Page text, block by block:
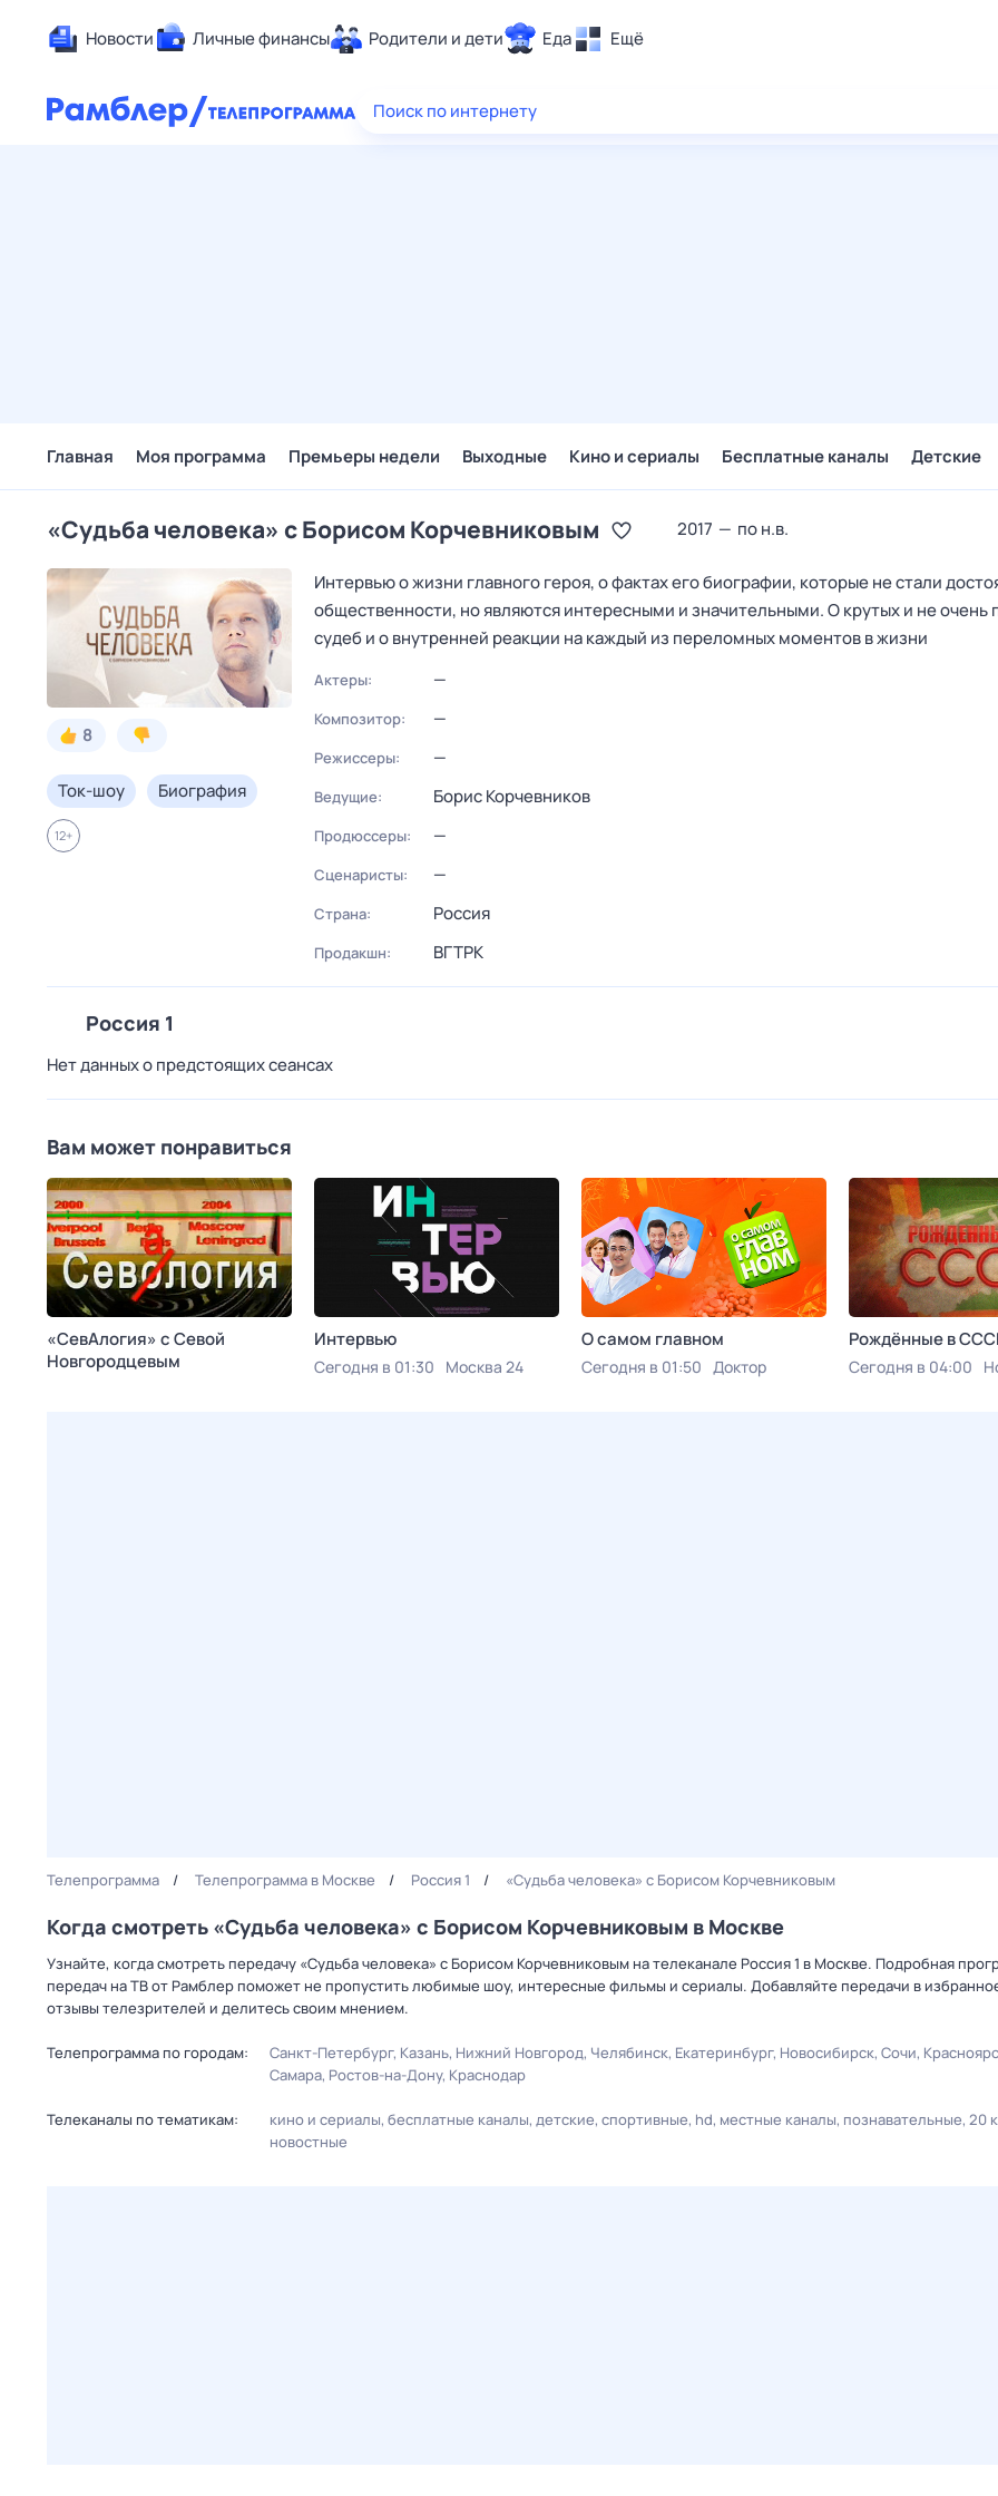
Новости Личные финансы Родители и дети Еда Ещё
Здоровье
Поиск по интернету
Главная Моя программа Премьеры недели Выходные Кино и сериалы Бесплатные каналы Детские
«Судьба человека» с Борисом Корчевниковым 2017 — по н.в.
8
Ток-шоу Биография
12+
Интервью о жизни главного героя, о фактах его биографии, которые не стали
общественности, но являются интересными и значительными. О крутых и не очень
судеб и о внутренней реакции на каждый из переломных моментов в жизни
Актеры: —
Композитор: —
Режиссеры: —
Ведущие: Борис Корчевников
Продюссеры: —
Сценаристы: —
Страна: Россия
Продакшн: ВГТРК
Россия 1
Нет данных о предстоящих сеансах
Вам может понравиться
«СевАлогия» с Севой
Новгородцевым
Интервью
Сегодня в 01:30 Москва 24
О самом главном
Сегодня в 01:50 Доктор
Рождённые в
Сегодня в 04:00
Телепрограмма Телепрограмма в Москве Россия 1 «Судьба человека» с Борисом Корчевниковым
Когда смотреть «Судьба человека» с Борисом Корчевниковым в Москве
Узнайте, когда смотреть передачу «Судьба человека» с Борисом Корчевниковым на телеканале Россия 1 в Москве. Подробная
передач на ТВ от Рамблер поможет не пропустить любимые шоу, интересные фильмы и сериалы. Добавляйте передачи в
отзывы телезрителей и делитесь своим мнением.
Телепрограмма по городам: Санкт-Петербург Казань Нижний Новгород Челябинск Екатеринбург Новосибирск Сочи
Самара Ростов-на-Дону Краснодар
Телеканалы по тематикам: кино и сериалы бесплатные каналы детские спортивные hd местные каналы познавательные 20
новостные